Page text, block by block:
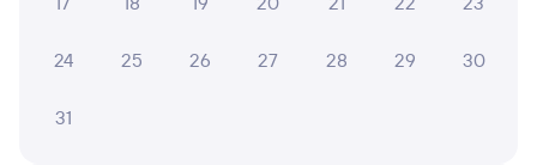
ЕЛЕНА Р.
Очень хороший 3 вагон. Персонал вежливый. В
24 25 26 27 28 29 30
31